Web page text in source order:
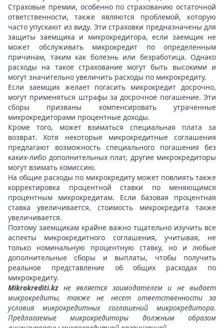
Страховые премии, особенно по страхованию остаточной
ответственности, также являются проблемой, которую
часто упускают из виду. Эти страховки предназначены для
защиты заемщика и микрокредитора, если заемщик не
может обслуживать микрокредит по определенным
причинам, таким как болезнь или безработица. Однако
расходы на такое страхование могут быть высокими и
могут значительно увеличить расходы по микрокредиту.
Если заемщик желает погасить микрокредит досрочно,
могут применяться штрафы за досрочное погашение. Эти
сборы призваны компенсировать утраченные
микрокредиторами процентные доходы.
Кроме того, может взиматься специальная плата за
возврат. Хотя некоторые микрокредитные соглашения
предлагают возможность специального погашения без
каких-либо дополнительных плат, другие микрокредиторы
могут взимать комиссию.
На общие расходы по микрокредиту может повлиять также
корректировка процентной ставки по меняющимся
процентным микрокредитам. Если базовая процентная
ставка увеличивается, стоимость микрокредита также
увеличивается.
Поэтому заемщикам крайне важно тщательно изучить все
аспекты микрокредитного соглашения, учитывая, не
только номинальную процентную ставку, но и любые
дополнительные сборы и выплаты, чтобы получить
реальное представление об общих расходах по
микрокредиту.
Mikrokrediti.kzне является заимодателем и не выдает
микрокредиты, также не несет ответственности за
условия микрокредитных соглашений микрокредитора.
Предлагаемые микрокредиторы должным образом